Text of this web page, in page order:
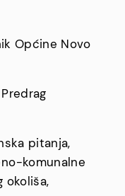
Općine Novo
pitanja,
komunalne